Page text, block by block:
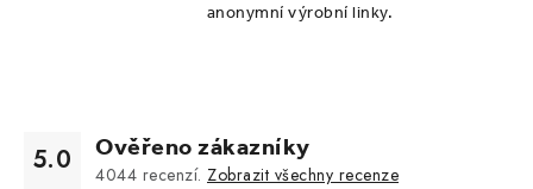
anonymní výrobní linky.
5.0 Ověřeno zákazníky
4044 recenzí. Zobrazit všechny recenze